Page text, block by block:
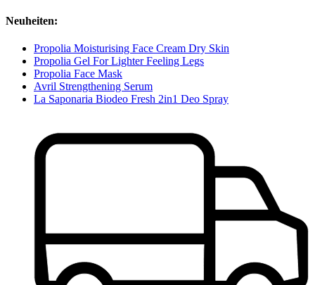
Neuheiten:
Propolia Moisturising Face Cream Dry Skin
Propolia Gel For Lighter Feeling Legs
Propolia Face Mask
Avril Strengthening Serum
La Saponaria Biodeo Fresh 2in1 Deo Spray